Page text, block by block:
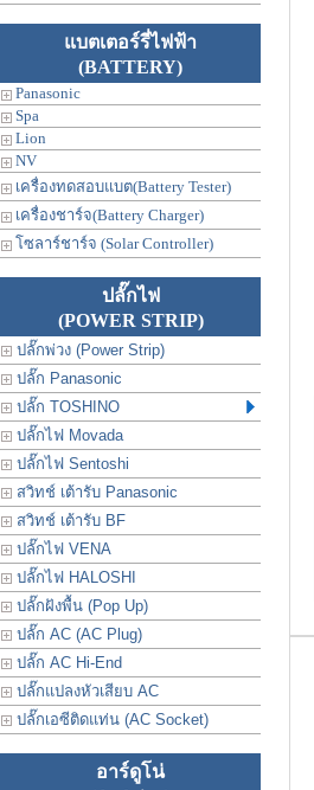
แบตเตอร์รี่ไฟฟ้า
(BATTERY)
Panasonic
Spa
Lion
NV
เครื่องทดสอบแบต(Battery Tester)
เครื่องชาร์จ(Battery Charger)
โซลาร์ชาร์จ (Solar Controller)
ปลั๊กไฟ
(POWER STRIP)
ปลั๊กพ่วง (Power Strip)
ปลั๊ก Panasonic
ปลั๊ก TOSHINO
ปลั๊กไฟ Movada
ปลั๊กไฟ Sentoshi
สวิทช์ เต้ารับ Panasonic
สวิทช์ เต้ารับ BF
ปลั๊กไฟ VENA
ปลั๊กไฟ HALOSHI
ปลั๊กฝังพื้น (Pop Up)
ปลั๊ก AC (AC Plug)
ปลั๊ก AC Hi-End
ปลั๊กแปลงหัวเสียบ AC
ปลั๊กเอซีติดแท่น (AC Socket)
อาร์ดูโน่